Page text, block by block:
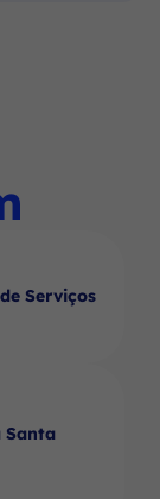
Serviços
Santa